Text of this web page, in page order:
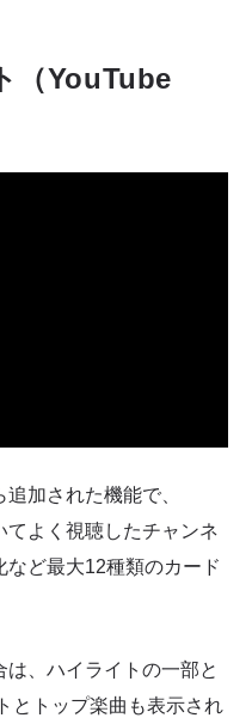
（YouTube
加された機能で、
てよく視聴したチャンネ
など最大12種類のカード
、ハイライトの一部と
とトップ楽曲も表示され